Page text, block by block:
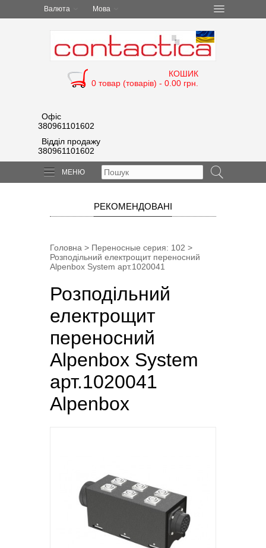
Валюта Мова
КОШИК
0 товар (товарів) - 0.00 грн.
Офіс
380961101602
Відділ продажу
380961101602
МЕНЮ
РЕКОМЕНДОВАНІ
Головна > Переносные cерия: 102 >
Розподільний електрощит переносний
Alpenbox System арт.1020041
Розподільний
електрощит
переносний
Alpenbox System
арт.1020041
Alpenbox